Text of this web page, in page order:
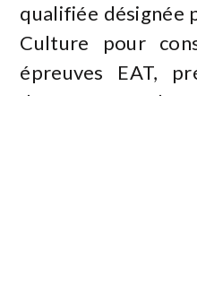
qualifiée désignée
Culture pour
épreuves EAT,